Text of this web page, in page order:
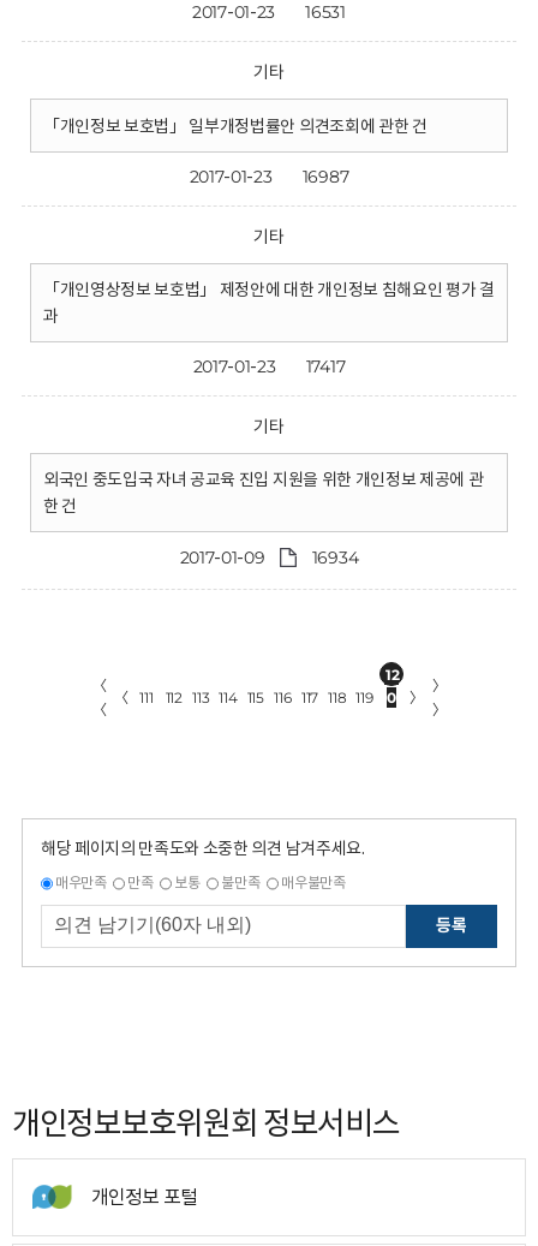
2017-01-23 16531
기타
「개인정보 보호법」 일부개정법률안 의견조회에 관한 건
2017-01-23 16987
기타
「개인영상정보 보호법」 제정안에 대한 개인정보 침해요인 평가 결
과
2017-01-23 17417
기타
외국인 중도입국 자녀 공교육 진입 지원을 위한 개인정보 제공에 관
한 건
2017-01-09 16934
〈
〈
〈 111 112 113 114 115 116 117 118 119
12
0
〉
〉
〉
해당 페이지의 만족도와 소중한 의견 남겨주세요.
매우만족 만족 보통 불만족 매우불만족
등록
개인정보보호위원회 정보서비스
개인정보 포털